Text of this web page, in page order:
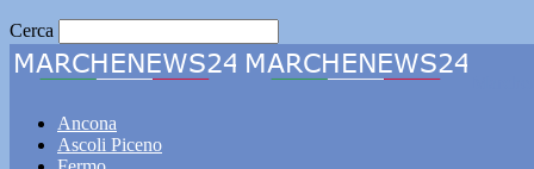
Cerca
Ancona
Ascoli Piceno